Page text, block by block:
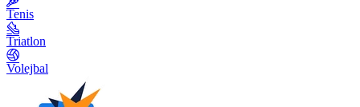
Tenis
Triatlon
Volejbal